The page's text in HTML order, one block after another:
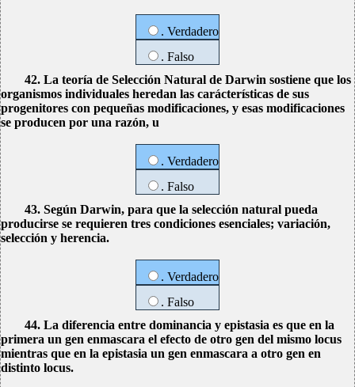
. Verdadero
. Falso
42. La teoría de Selección Natural de Darwin sostiene que los
organismos individuales heredan las carácterísticas de sus
progenitores con pequeñas modificaciones, y esas modificaciones
se producen por una razón, u
. Verdadero
. Falso
43. Según Darwin, para que la selección natural pueda
producirse se requieren tres condiciones esenciales; variación,
selección y herencia.
. Verdadero
. Falso
44. La diferencia entre dominancia y epistasia es que en la
primera un gen enmascara el efecto de otro gen del mismo locus
mientras que en la epistasia un gen enmascara a otro gen en
distinto locus.